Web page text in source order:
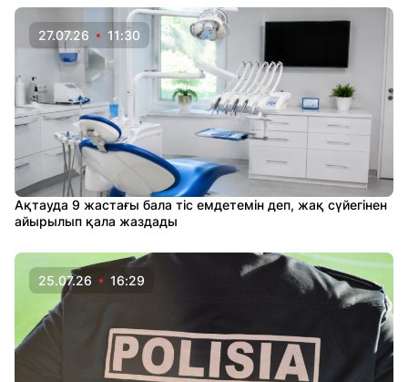
27.07.26 11:30
Ақтауда 9 жастағы бала тіс емдетемін деп, жақ сүйегінен
айырылып қала жаздады
25.07.26 16:29